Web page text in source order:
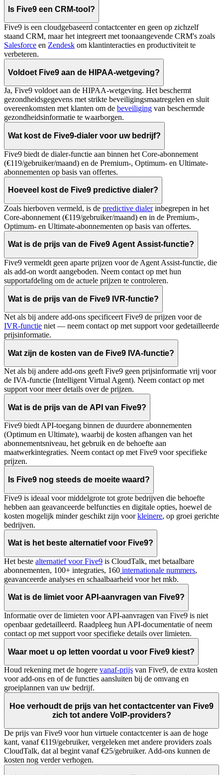
Is Five9 een CRM-tool?
Five9 is een cloudgebaseerd contactcenter en geen op zichzelf
staand CRM, maar het integreert met toonaangevende CRM's zoals
Salesforce en Zendesk om klantinteracties en productiviteit te
verbeteren.
Voldoet Five9 aan de HIPAA-wetgeving?
Ja, Five9 voldoet aan de HIPAA-wetgeving. Het beschermt
gezondheidsgegevens met strikte beveiligingsmaatregelen en sluit
overeenkomsten met klanten om de beveiliging van beschermde
gezondheidsinformatie te waarborgen.
Wat kost de Five9-dialer voor uw bedrijf?
Five9 biedt de dialer-functie aan binnen het Core-abonnement
(€119/gebruiker/maand) en de Premium-, Optimum- en Ultimate-
abonnementen op basis van offertes.
Hoeveel kost de Five9 predictive dialer?
Zoals hierboven vermeld, is de predictive dialerinbegrepen in het
Core-abonnement (€119/gebruiker/maand) en in de Premium-,
Optimum- en Ultimate-abonnementen op basis van offertes.
Wat is de prijs van de Five9 Agent Assist-functie?
Five9 vermeldt geen aparte prijzen voor de Agent Assist-functie, die
als add-on wordt aangeboden. Neem contact op met hun
supportafdeling om de actuele prijzen te controleren.
Wat is de prijs van de Five9 IVR-functie?
Net als bij andere add-ons specificeert Five9 de prijzen voor de
IVR-functie niet — neem contact op met support voor gedetailleerde
prijsinformatie.
Wat zijn de kosten van de Five9 IVA-functie?
Net als bij andere add-ons geeft Five9 geen prijsinformatie vrij voor
de IVA-functie (Intelligent Virtual Agent). Neem contact op met
support voor meer details over de prijzen.
Wat is de prijs van de API van Five9?
Five9 biedt API-toegang binnen de duurdere abonnementen
(Optimum en Ultimate), waarbij de kosten afhangen van het
abonnementsniveau, het gebruik en de behoefte aan
maatwerkintegraties. Neem contact op met Five9 voor specifieke
prijzen.
Is Five9 nog steeds de moeite waard?
Five9 is ideaal voor middelgrote tot grote bedrijven die behoefte
hebben aan geavanceerde belfuncties en digitale opties, hoewel de
kosten mogelijk minder geschikt zijn voorkleinere, op groei gerichte
bedrijven.
Wat is het beste alternatief voor Five9?
Het beste alternatief voor Five9 is CloudTalk, met betaalbare
abonnementen, 100+ integraties, 160 internationale nummers,
geavanceerde analyses en schaalbaarheid voor het mkb.
Wat is de limiet voor API-aanvragen van Five9?
Informatie over de limieten voor API-aanvragen van Five9 is niet
openbaar gedetailleerd. Raadpleeg hun API-documentatie of neem
contact op met support voor specifieke details over limieten.
Waar moet u op letten voordat u voor Five9 kiest?
Houd rekening met de hogere vanaf-prijs van Five9, de extra kosten
voor add-ons en of de functies aansluiten bij de omvang en
groeiplannen van uw bedrijf.
Hoe verhoudt de prijs van het contactcenter van Five9
zich tot andere VoIP-providers?
De prijs van Five9 voor hun virtuele contactcenter is aan de hoge
kant, vanaf €119/gebruiker, vergeleken met andere providers zoals
CloudTalk, dat al begint vanaf €25/gebruiker. Add-ons kunnen de
kosten nog verder verhogen.